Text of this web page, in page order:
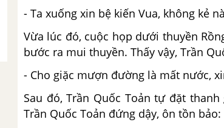
- Ta xuống xin bệ kiến Vua, không kẻ
Vừa lúc đó, cuộc họp dưới thuyền
bước ra mui thuyền. Thấy vậy, Trần
- Cho giặc mượn đường là mất nước,
Sau đó, Trần Quốc Toản tự đặt
Trần Quốc Toản đứng dậy, ôn tồn bảo: